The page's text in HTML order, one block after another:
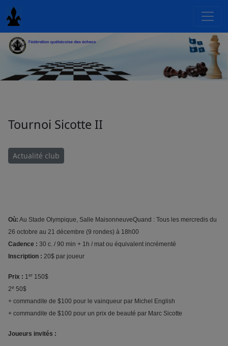
Tournoi Sicotte II
Actualité club
Où: Au Stade Olympique, Salle MaisonneuveQuand : Tous les mercredis du
26 octobre au 21 décembre (9 rondes) à 18h00
Cadence : 30 c. / 90 min + 1h / mat ou équivalent incrémenté
Inscription : 20$ par joueur
Prix : 1er 150$
2e 50$
+ commandite de $100 pour le vainqueur par Michel English
+ commandite de $100 pour un prix de beauté par Marc Sicotte
Joueurs invités :